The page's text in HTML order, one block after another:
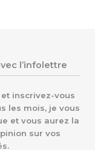
l’infolettre
inscrivez-vous
les mois, je vous
et vous aurez la
sur vos